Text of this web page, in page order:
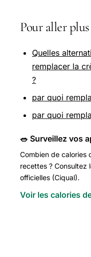
Pour aller
Quelles
remplacer la
?
par quoi
par quoi
🥗 Surveillez vos
Combien de calories
recettes ? Consultez
officielles (Ciqual).
Voir les calories